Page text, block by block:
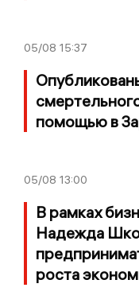
05/08 15:37
помощью в
05/08 13:00
В рамках
Надежда
роста